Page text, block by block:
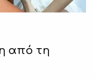
από τη